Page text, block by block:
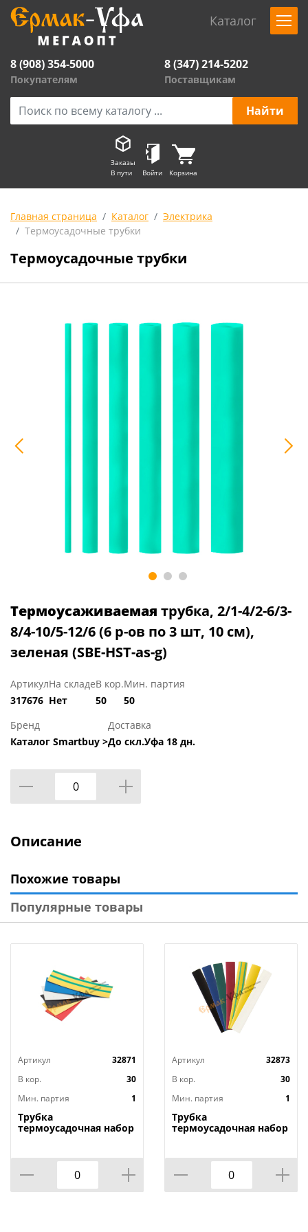
Каталог
8 (908) 354-5000
Покупателям
8 (347) 214-5202
Поставщикам
Заказы
В пути
Войти Корзина
Главная страница Каталог
Электрика
Термоусадочные трубки
Термоусадочные трубки
Термоусаживаемая трубка, 2/1-4/2-6/3-
8/4-10/5-12/6 (6 р-ов по 3 шт, 10 см),
зеленая (SBE-HST-as-g)
Артикул
317676
На складе
Нет
В кор.
50
Мин. партия
50
Бренд
Каталог Smartbuy >
Доставка
До скл.Уфа 18 дн.
Описание
Похожие товары
Популярные товары
Артикул
32871
В кор.
30
Мин. партия
1
Трубка
термоусадочная набор
100мм, 1/10
Артикул
32873
В кор.
30
Мин. партия
1
Трубка
термоусадочная набор
100мм, 1/10